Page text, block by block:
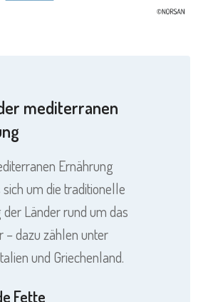
mediterranen
Ernährung
um die traditionelle
Länder rund um das
– dazu zählen unter
und Griechenland.
Fette